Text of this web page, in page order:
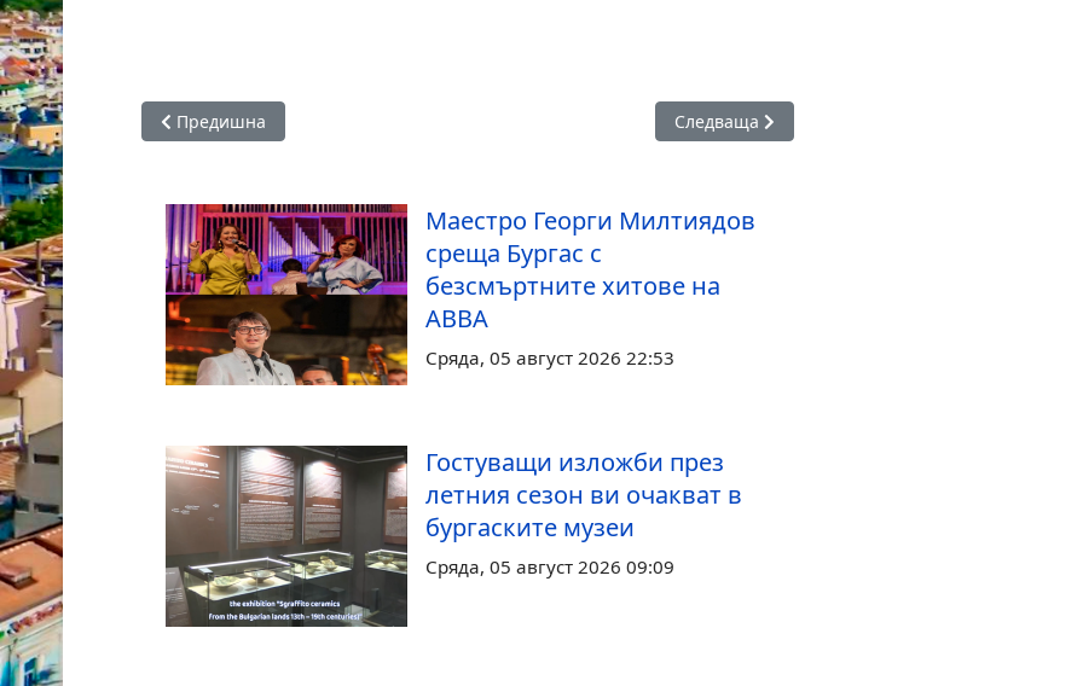
Предишна статия: Уикенд „Светове от думи“ обединява два фестивала с творчески заряд в Бургас
Предишна Следваща статия: Румен Велев поставя „Всяка
Следваща
Маестро Георги Милтиядов
среща Бургас с
безсмъртните хитове на
ABBA
Сряда, 05 август 2026 22:53
Гостуващи изложби през
летния сезон ви очакват в
бургаските музеи
Сряда, 05 август 2026 09:09